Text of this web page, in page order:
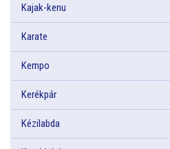
Kajak-kenu
Karate
Kempo
Kerékpár
Kézilabda